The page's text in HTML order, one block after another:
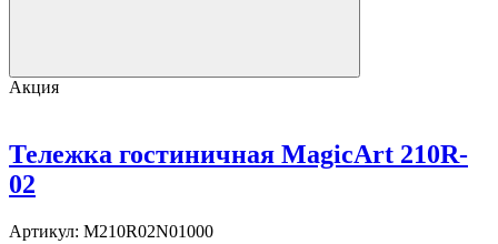
Акция
Тележка гостиничная MagicArt 210R-
02
Артикул: M210R02N01000